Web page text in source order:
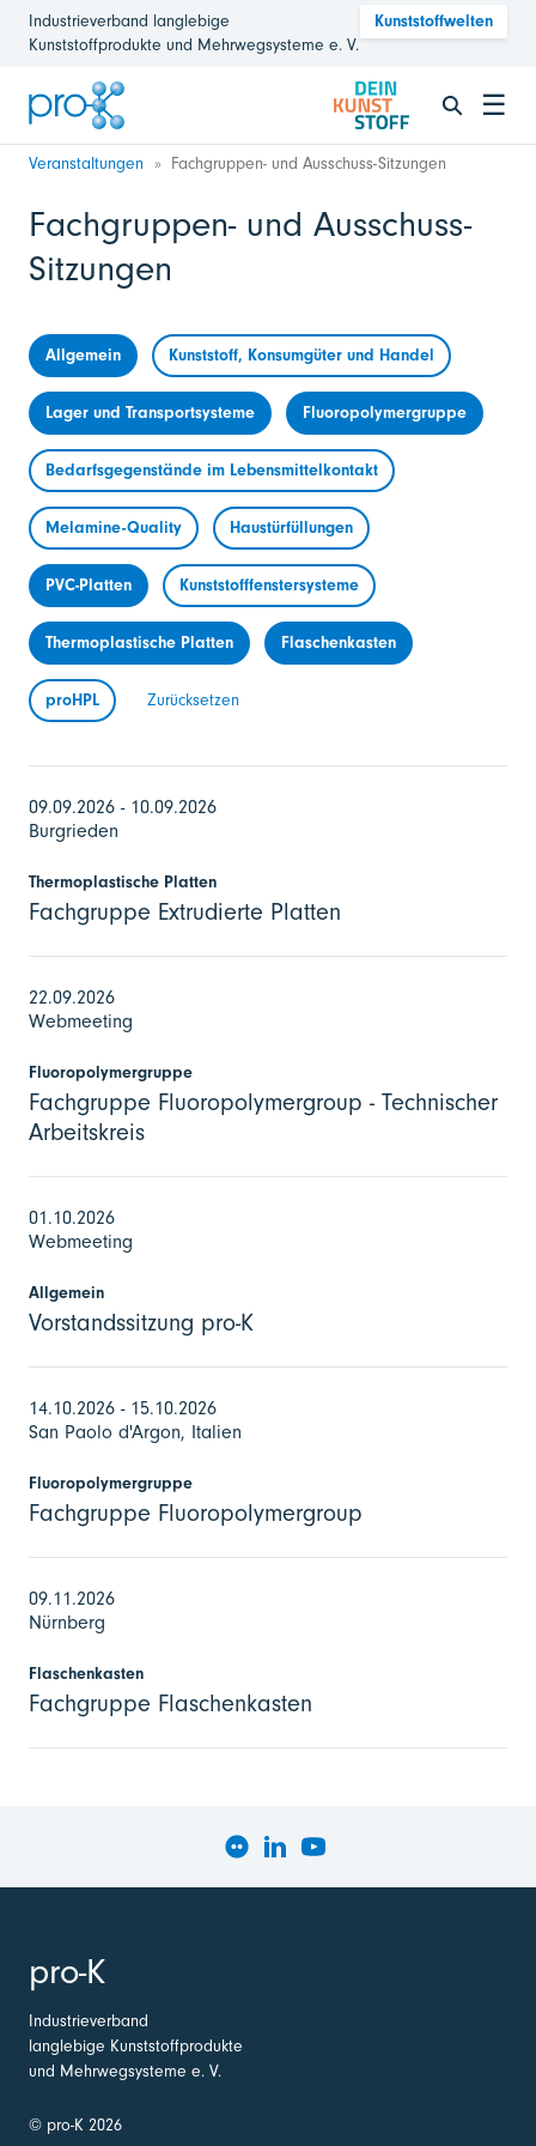
Industrieverband langlebige
Kunststoffprodukte und Mehrwegsysteme e. V.
Kunststoffwelten
☰
Veranstaltungen Fachgruppen- und Ausschuss-Sitzungen
Fachgruppen- und Ausschuss-
Sitzungen
Allgemein Kunststoff, Konsumgüter und Handel
Lager und Transportsysteme Fluoropolymergruppe
Bedarfsgegenstände im Lebensmittelkontakt
Melamine-Quality Haustürfüllungen
PVC-Platten Kunststofffenstersysteme
Thermoplastische Platten Flaschenkasten
proHPL Zurücksetzen
09.09.2026 - 10.09.2026
Burgrieden
Thermoplastische Platten
Fachgruppe Extrudierte Platten
22.09.2026
Webmeeting
Fluoropolymergruppe
Fachgruppe Fluoropolymergroup - Technischer
Arbeitskreis
01.10.2026
Webmeeting
Allgemein
Vorstandssitzung pro-K
14.10.2026 - 15.10.2026
San Paolo d'Argon, Italien
Fluoropolymergruppe
Fachgruppe Fluoropolymergroup
09.11.2026
Nürnberg
Flaschenkasten
Fachgruppe Flaschenkasten
pro-K
Industrieverband
langlebige Kunststoffprodukte
und Mehrwegsysteme e. V.
© pro-K 2026